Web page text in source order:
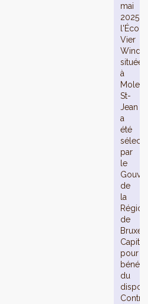
mai
2025,
l'École
Vier
située
à
St-
Jean
a
été
par
le
de
la
Région
de
pour
du
Contrat